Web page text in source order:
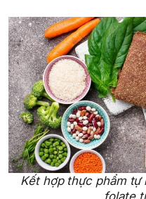
Kết hợp thực phẩm tự